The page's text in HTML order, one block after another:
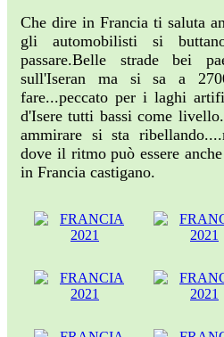
Che dire in Francia ti saluta
gli automobilisti si
passare.Belle strade bei
sull'Iseran ma si sa a
fare...peccato per i laghi
d'Isere tutti bassi come
ammirare si sta
dove il ritmo può essere
in Francia castigano.